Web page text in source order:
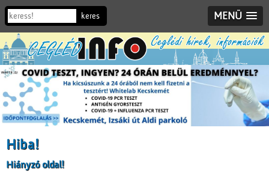
MENÜ
Hiba!
Hiányzó oldal!